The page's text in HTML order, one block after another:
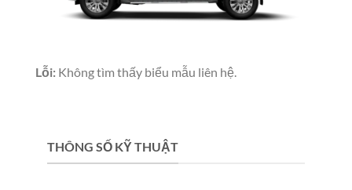
Lỗi: Không tìm thấy biểu mẫu liên hệ.
THÔNG SỐ KỸ THUẬT